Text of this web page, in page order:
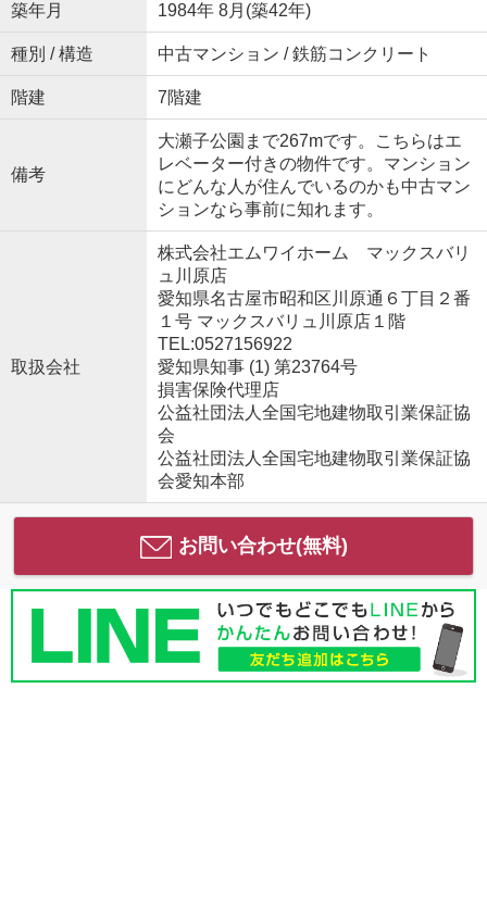
築年月 1984年 8月(築42年)
種別 / 構造 中古マンション / 鉄筋コンクリート
階建 7階建
備考
大瀬子公園まで267mです。こちらはエ
レベーター付きの物件です。マンション
にどんな人が住んでいるのかも中古マン
ションなら事前に知れます。
取扱会社
株式会社エムワイホーム マックスバリ
ュ川原店
愛知県名古屋市昭和区川原通６丁目２番
１号 マックスバリュ川原店１階
TEL:0527156922
愛知県知事 (1) 第23764号
損害保険代理店
公益社団法人全国宅地建物取引業保証協
会
公益社団法人全国宅地建物取引業保証協
会愛知本部
お問い合わせ(無料)